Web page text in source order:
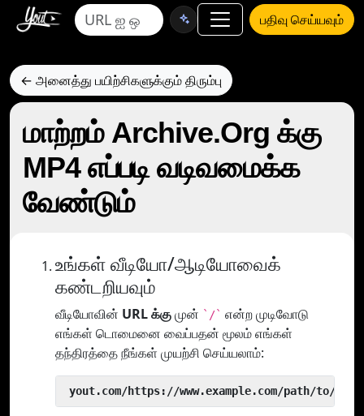
பதிவு செய்யவும்
← அனைத்து பயிற்சிகளுக்கும் திரும்பு
மாற்றம் Archive.Org க்கு
MP4 எப்படி வடிவமைக்க
வேண்டும்
உங்கள் வீடியோ/ஆடியோவைக்
கண்டறியவும்
வீடியோவின் URL க்குமுன் `/` என்ற முடிவோடு
எங்கள் டொமைனை வைப்பதன் மூலம் எங்கள்
தந்திரத்தை நீங்கள் முயற்சி செய்யலாம்:
yout.com/https://www.example.com/path/to/